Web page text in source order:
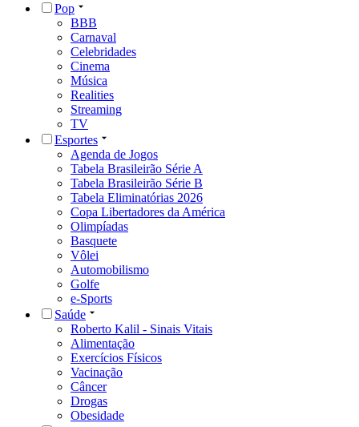
Pop
BBB
Carnaval
Celebridades
Cinema
Música
Realities
Streaming
TV
Esportes
Agenda de Jogos
Tabela Brasileirão Série A
Tabela Brasileirão Série B
Tabela Eliminatórias 2026
Copa Libertadores da América
Olimpíadas
Basquete
Vôlei
Automobilismo
Golfe
e-Sports
Saúde
Roberto Kalil - Sinais Vitais
Alimentação
Exercícios Físicos
Vacinação
Câncer
Drogas
Obesidade